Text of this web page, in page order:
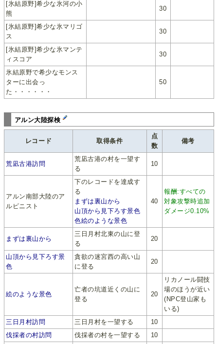
[氷結原野]希少な氷河の小
熊
30
[氷結原野]希少な氷マリゴ
ス
30
[氷結原野]希少な氷マンテ
ィスコア
30
氷結原野で希少なモンス
ターに出会っ
た・・・・・・
50
アルン大陸探検
レコード 取得条件
点
数
備考
荒凪古港訪問
荒凪古港の村を一望す
る
10
アルン南部大陸のア
ルピニスト
下のレコードを達成す
る
まずは裏山から
山頂から見下ろす景色
色絵のような景色
40
報酬:すべての
対象攻撃時追加
ダメージ0.10%
まずは裏山から
三日月村北東の山に登
る
20
山頂から見下ろす景
色
貪欲の迷宮西の高い山
に登る
20
絵のような景色
亡者の坑道近くの山に
登る
20
リカノール闘技
場のほうが近い
(NPC登山家も
いる)
三日月村訪問
三日月村を一望する
10
伐採者の村訪問
伐採者の村を一望する 10